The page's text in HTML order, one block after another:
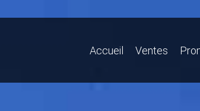
Accueil Ventes